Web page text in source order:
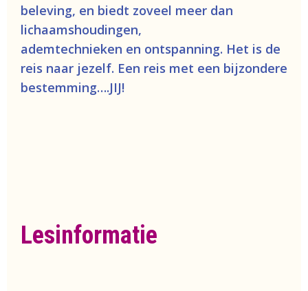
beleving, en biedt zoveel meer dan
lichaamshoudingen,
ademtechnieken en ontspanning. Het is de
reis naar jezelf. Een reis met een bijzondere
bestemming….JIJ!
Lesinformatie